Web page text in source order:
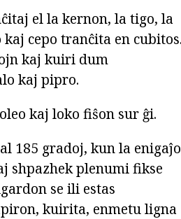
el la kernon, la tigo, la
cepo tranĉita en cubitos.
kaj kuiri dum
kaj pipro.
kaj loko fiŝon sur ĝi.
185 gradoj, kun la enigaĵo
shpazhek plenumi fikse
se ili estas
kuirita, enmetu ligna